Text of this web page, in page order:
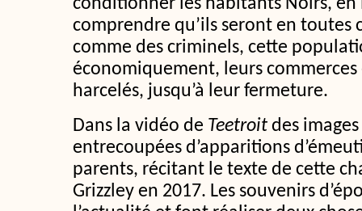
conditionner les habitants Noirs, en
comprendre qu’ils seront en toutes
comme des criminels, cette
économiquement, leurs
harcelés, jusqu’à leur fermeture.
Dans la vidéo de Teetroit des
entrecoupées d’apparitions
parents, récitant le texte de cette
Grizzley en 2017. Les souvenirs